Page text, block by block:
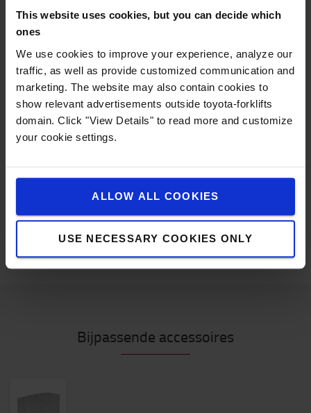
This website uses cookies, but you can decide which
ones
We use cookies to improve your experience, analyze our
traffic, as well as provide customized communication and
marketing. The website may also contain cookies to
show relevant advertisements outside toyota-forklifts
domain. Click "View Details" to read more and customize
your cookie settings.
ALLOW ALL COOKIES
USE NECESSARY COOKIES ONLY
lager risico, wat bijdraagt aan veiligere en efficiëntere
werkplaatsactiviteiten.
Specificaties
Gewicht: 492 g
Hoogte:24
cm
Breedte:7cm
Length :7 cm
Colour:Wit
Extra informatie
Veiligheidsinformatieblad
Safety Data Sheet
Bijpassende accessoires